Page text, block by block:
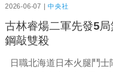
2026-06-07 |中央社
古林睿煬二軍先發5
鋼敲雙殺
日職北海道日本火腿鬥